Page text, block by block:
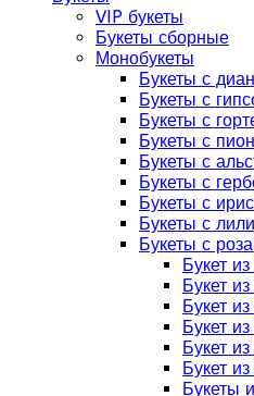
VIP букеты
Букеты сборные
Монобукеты
Букеты с
Букеты с
Букеты с
Букеты с
Букеты с
Букеты с
Букеты с
Букеты с
Букеты с
Букет
Букет
Букет
Букет
Букет
Букет
Букеты